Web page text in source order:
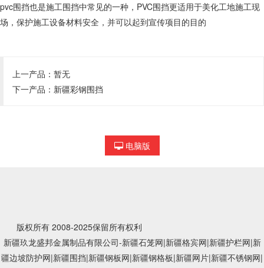
pvc围挡也是施工围挡中常见的一种，PVC围挡更适用于美化工地施工现
场，保护施工设备材料安全，并可以起到宣传项目的目的
上一产品：暂无
下一产品： 新疆彩钢围挡
电脑版
版权所有 2008-2025保留所有权利
新疆玖龙盛邦金属制品有限公司-新疆石笼网|新疆格宾网|新疆护栏网|新
疆边坡防护网|新疆围挡|新疆钢板网|新疆钢格板|新疆网片|新疆不锈钢网|